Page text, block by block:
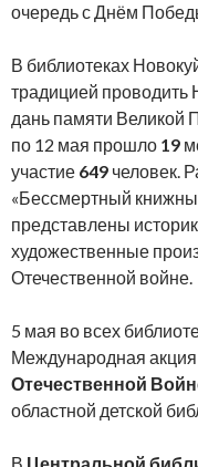
очередь с Днём
В библиотеках
традицией проводить
дань памяти Великой
по 12 мая прошло 19
участие 649 человек.
«Бессмертный
представлены
художественные
Отечественной войне.
5 мая во всех
Международная акция
Отечественной
областной детской